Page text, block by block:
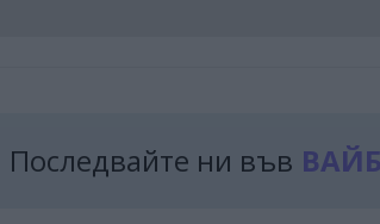
Последвайте ни във